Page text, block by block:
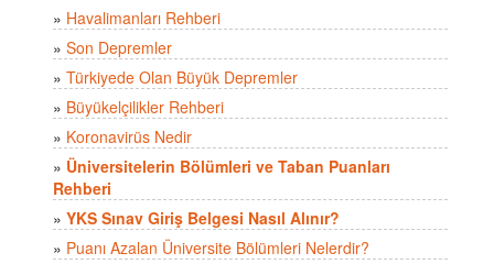
» Havalimanları Rehberi
» Son Depremler
» Türkiyede Olan Büyük Depremler
» Büyükelçilikler Rehberi
» Koronavirüs Nedir
» Üniversitelerin Bölümleri ve Taban Puanları
Rehberi
» YKS Sınav Giriş Belgesi Nasıl Alınır?
» Puanı Azalan Üniversite Bölümleri Nelerdir?